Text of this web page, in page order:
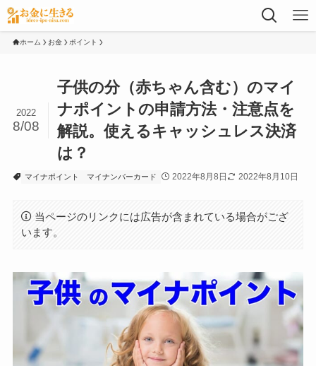
ホーム お金 ポイント
子供の分（赤ちゃん含む）のマイ
ナポイントの申請方法・注意点を
解説。使えるキャッシュレス決済
は？
2022
8/08
マイナポイント マイナンバーカード 2022年8月8日 2022年8月10日
当ページのリンクには広告が含まれている場合がござ
います。